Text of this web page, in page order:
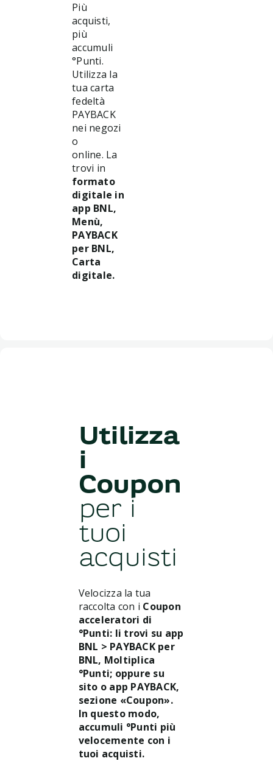
Più
acquisti,
più
accumuli
°Punti.
Utilizza la
tua carta
fedeltà
PAYBACK
nei negozi
o
online. La
trovi in
formato
digitale in
app BNL,
Menù,
PAYBACK
per BNL,
Carta
digitale.
Utilizza
i
Coupon
per i
tuoi
acquisti
Velocizza la tua
raccolta con i Coupon
acceleratori di
°Punti: li trovi su app
BNL > PAYBACK per
BNL, Moltiplica
°Punti; oppure su
sito o app PAYBACK,
sezione «Coupon».
In questo modo,
accumuli °Punti più
velocemente con i
tuoi acquisti.